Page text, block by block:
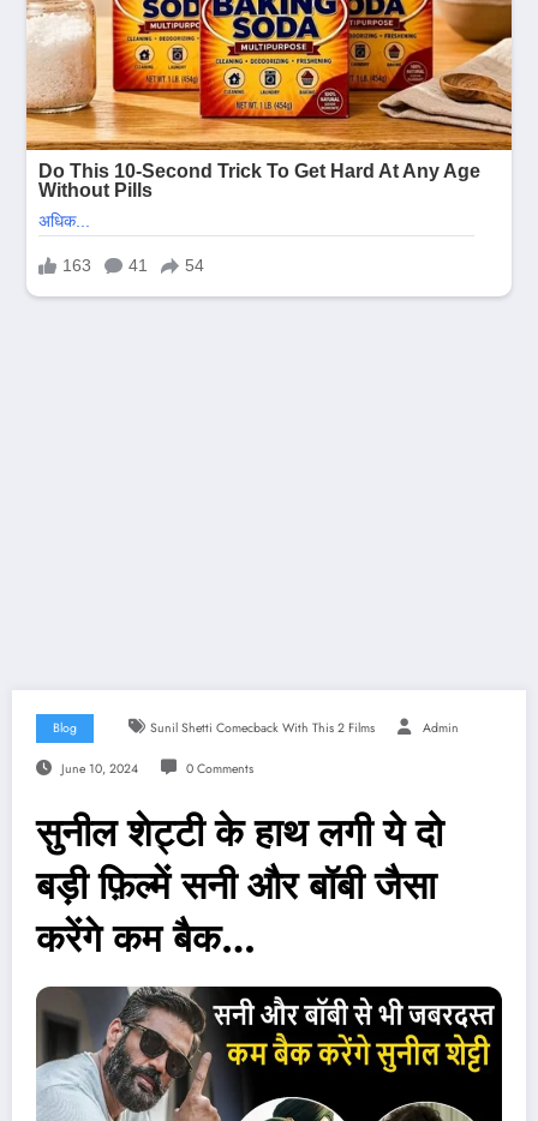
Blog Sunil Shetti Comecback With This 2 Films Admin
June 10, 2024 0 Comments
सुनील शेट्टी के हाथ लगी ये दो
बड़ी फ़िल्में सनी और बॉबी जैसा
करेंगे कम बैक…